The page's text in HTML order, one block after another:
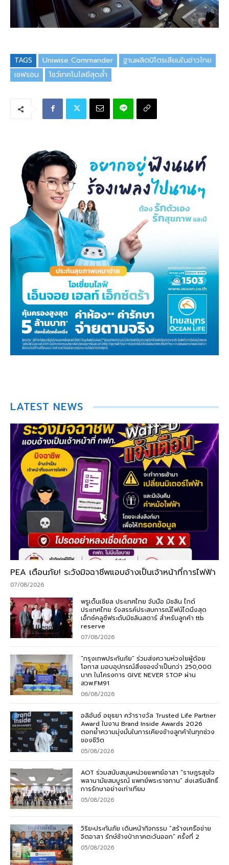
TAGS Uniwise Commander
ฐานผลิตปิโตรเลียมในอ่าวไทย
เชฟรอน
โชว์เทคโนโลยีสุดล้ำ
LATEST NEWS
PEA เตือนภัย! ระวังมิจฉาชีพแอบอ้างเป็นเจ้าหน้าที่การไฟฟ้า
07/08/2026
พรูเด็นเชียล ประเทศไทย จับมือ มิชลิน ไกด์
ประเทศไทย รังสรรค์ประสบการณ์ไฟน์ไดนิ่งสุด
เอ็กซ์คลูซีฟระดับมิชลินสตาร์ สำหรับลูกค้า ttb
reserve
07/08/2026
“กรุงเทพประกันภัย” ร่วมส่งความห่วงใยผู้ด้อย
โอกาส มอบอุปกรณ์สิ่งของจำเป็นกว่า 250,000
บาท ในโครงการ GIVE NEVER STOP ผ่าน
สวพ.FM91
06/08/2026
อลิอันซ์ อยุธยา คว้ารางวัล Trusted Life Partner
Award ในงาน Brand Inside Awards 2026
ตอกย้ำความมุ่งมั่นในการเคียงข้างลูกค้าในทุกช่วง
ของชีวิต
05/08/2026
AOT ร่วมสนับสนุนหน่วยแพทย์อาสา “ราษฎรสุขใจ
พลานามัยสมบูรณ์ แพทย์พระราชทาน” ส่งเสริมสิทธิ์
การรักษาอย่างเท่าเทียม
05/08/2026
วิริยะประกันภัย เดินหน้ากิจกรรม “สร้างเครือข่าย
จิตอาสา รักษ์ช้างป่าภาคตะวันออก” ครั้งที่ 2
05/08/2026